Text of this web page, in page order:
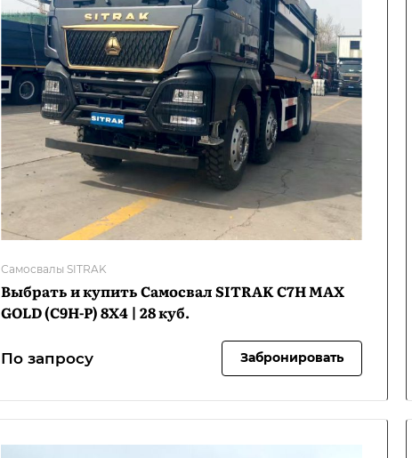
Самосвалы SITRAK
Выбрать и купить Самосвал SITRAK C7H MAX
GOLD (C9H-P) 8Х4 | 28 куб.
По запросу Забронировать